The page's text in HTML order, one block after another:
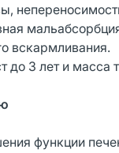
вскармливания.
до 3 лет и масса
функции